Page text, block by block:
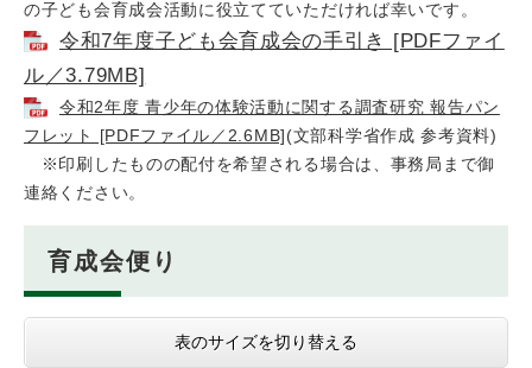
の子ども会育成会活動に役立てていただければ幸いです。
令和7年度子ども会育成会の手引き [PDFファイ
ル／3.79MB]
令和2年度 青少年の体験活動に関する調査研究 報告パン
フレット [PDFファイル／2.6MB](文部科学省作成 参考資料)
※印刷したものの配付を希望される場合は、事務局まで御
連絡ください。
育成会便り
表のサイズを切り替える